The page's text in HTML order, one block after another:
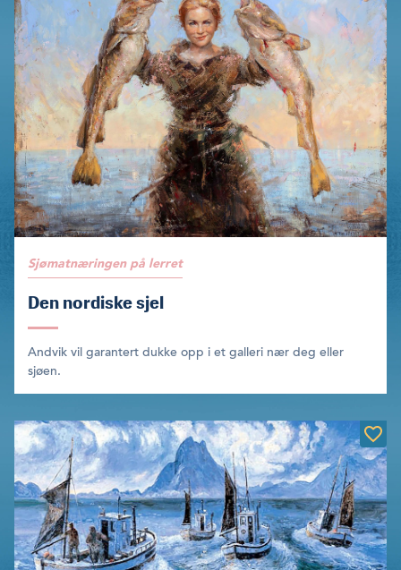
Sjømatnæringen på lerret
Den nordiske sjel
Andvik vil garantert dukke opp i et galleri nær deg eller
sjøen.